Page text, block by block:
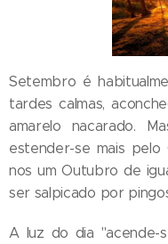
Setembro é
tardes calmas,
amarelo nacarado.
estender-se mais
nos um Outubro de
ser salpicado por
A luz do dia "acende-